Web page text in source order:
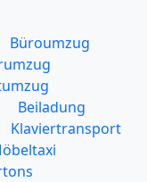
Büroumzug
Beiladung
Klaviertransport